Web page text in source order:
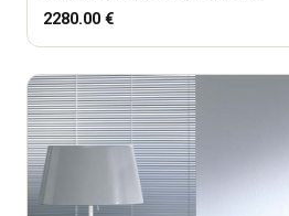
2280.00 €